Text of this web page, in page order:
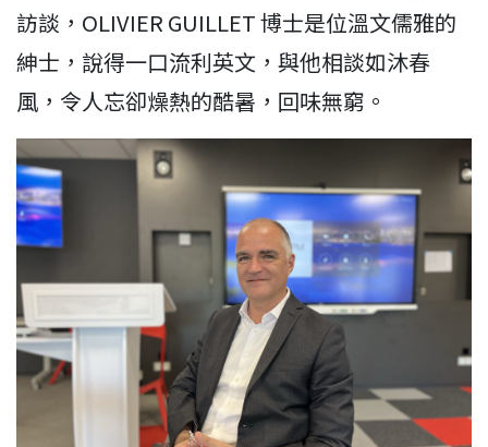
訪談，OLIVIER GUILLET 博士是位溫文儒雅的
紳士，說得一口流利英文，與他相談如沐春
風，令人忘卻燥熱的酷暑，回味無窮。